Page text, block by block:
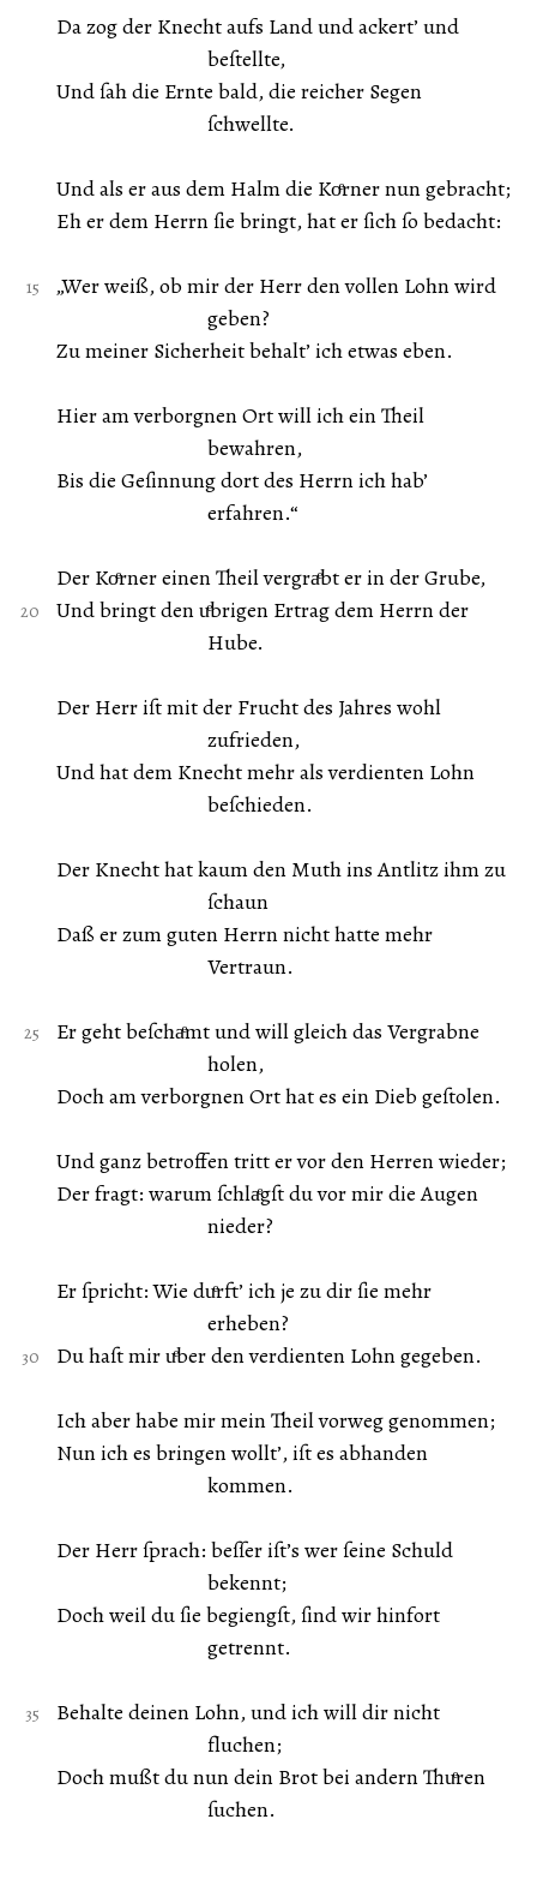
Da zog der Knecht aufs Land und ackert’ und
beſtellte,
Und ſah die Ernte bald, die reicher Segen
ſchwellte.
Und als er aus dem Halm die Koͤrner nun gebracht;
Eh er dem Herrn ſie bringt, hat er ſich ſo bedacht:
„Wer weiß, ob mir der Herr den vollen Lohn wird
geben?
Zu meiner Sicherheit behalt’ ich etwas eben.
Hier am verborgnen Ort will ich ein Theil
bewahren,
Bis die Geſinnung dort des Herrn ich hab’
erfahren.“
Der Koͤrner einen Theil vergraͤbt er in der Grube,
Und bringt den uͤbrigen Ertrag dem Herrn der
Hube.
Der Herr iſt mit der Frucht des Jahres wohl
zufrieden,
Und hat dem Knecht mehr als verdienten Lohn
beſchieden.
Der Knecht hat kaum den Muth ins Antlitz ihm zu
ſchaun
Daß er zum guten Herrn nicht hatte mehr
Vertraun.
Er geht beſchaͤmt und will gleich das Vergrabne
holen,
Doch am verborgnen Ort hat es ein Dieb geſtolen.
Und ganz betroffen tritt er vor den Herren wieder;
Der fragt: warum ſchlaͤgſt du vor mir die Augen
nieder?
Er ſpricht: Wie duͤrft’ ich je zu dir ſie mehr
erheben?
Du haſt mir uͤber den verdienten Lohn gegeben.
Ich aber habe mir mein Theil vorweg genommen;
Nun ich es bringen wollt’, iſt es abhanden
kommen.
Der Herr ſprach: beſſer iſt’s wer ſeine Schuld
bekennt;
Doch weil du ſie begiengſt, ſind wir hinfort
getrennt.
Behalte deinen Lohn, und ich will dir nicht
fluchen;
Doch mußt du nun dein Brot bei andern Thuͤren
ſuchen.